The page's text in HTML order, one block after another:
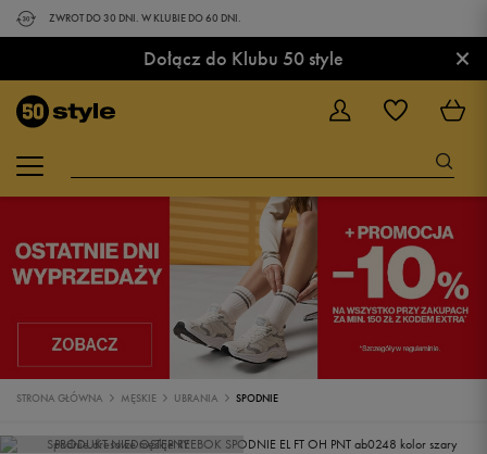
ZWROT DO 30 DNI. W KLUBIE DO 60 DNI.
Dołącz do Klubu 50 style ×
STRONA GŁÓWNA MĘSKIE UBRANIA SPODNIE
PRODUKT NIEDOSTĘPNY